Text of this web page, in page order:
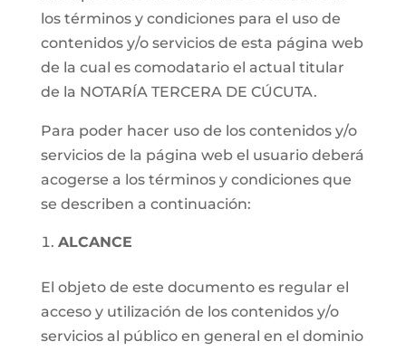
los términos y condiciones para el uso de
contenidos y/o servicios de esta página web
de la cual es comodatario el actual titular
de la NOTARÍA TERCERA DE CÚCUTA.
Para poder hacer uso de los contenidos y/o
servicios de la página web el usuario deberá
acogerse a los términos y condiciones que
se describen a continuación:
ALCANCE
El objeto de este documento es regular el
acceso y utilización de los contenidos y/o
servicios al público en general en el dominio